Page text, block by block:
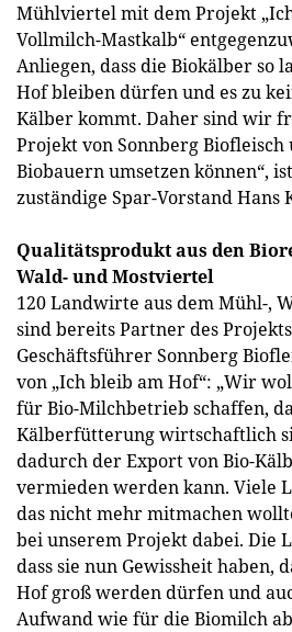
Mühlviertel mit dem Projekt
Vollmilch-Mastkalb“
Anliegen, dass die Biokälber so
Hof bleiben dürfen und es zu
Kälber kommt. Daher sind wir
Projekt von Sonnberg
Biobauern umsetzen können“,
zuständige Spar-Vorstand Hans
Qualitätsprodukt aus den
Wald- und Mostviertel
120 Landwirte aus dem Mühl-,
sind bereits Partner des
Geschäftsführer Sonnberg
von „Ich bleib am Hof“: „Wir
für Bio-Milchbetrieb schaffen,
Kälberfütterung wirtschaftlich
dadurch der Export von Bio-
vermieden werden kann. Viele
das nicht mehr mitmachen
bei unserem Projekt dabei. Die
dass sie nun Gewissheit haben,
Hof groß werden dürfen und
Aufwand wie für die Biomilch